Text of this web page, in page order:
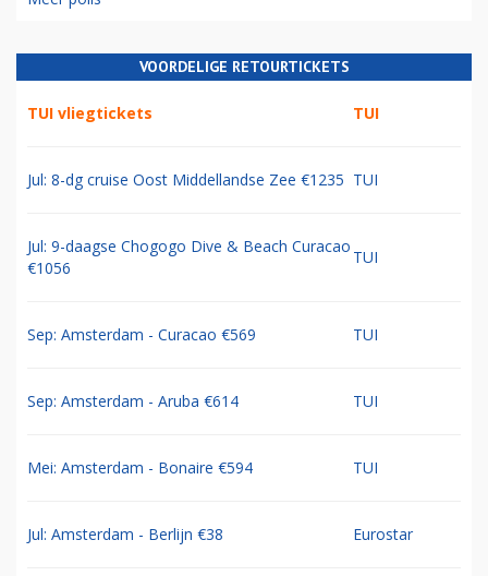
VOORDELIGE RETOURTICKETS
TUI vliegtickets TUI
Jul: 8-dg cruise Oost Middellandse Zee €1235 TUI
Jul: 9-daagse Chogogo Dive & Beach Curacao
€1056
TUI
Sep: Amsterdam - Curacao €569 TUI
Sep: Amsterdam - Aruba €614 TUI
Mei: Amsterdam - Bonaire €594 TUI
Jul: Amsterdam - Berlijn €38 Eurostar